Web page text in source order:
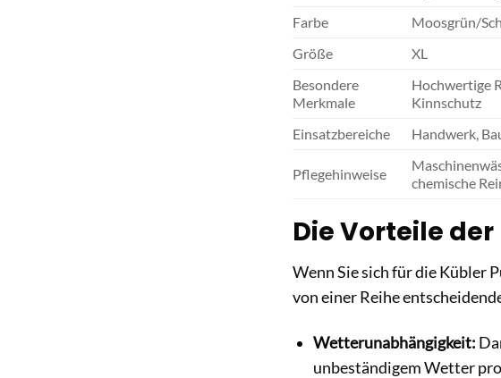
Farbe
Moosgrün/
Größe
XL
Besondere
Merkmale
Hochwertige
Kinnschutz
Einsatzbereiche
Handwerk,
Pflegehinweise
chemische
Die Vorteile
Wenn Sie sich für die Kübler
von einer Reihe
Wetterunabhängigkeit:
unbeständigem Wetter